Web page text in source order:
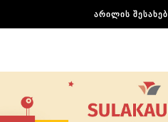
ᲐᲠᲘᲚᲘᲡ ᲨᲔᲡᲐᲮᲔᲑ